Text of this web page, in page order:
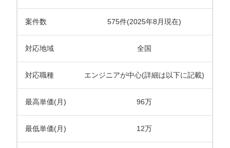
案件数 575件(2025年8月現在)
対応地域 全国
対応職種 エンジニアが中心(詳細は以下に記載)
最高単価(月) 96万
最低単価(月) 12万